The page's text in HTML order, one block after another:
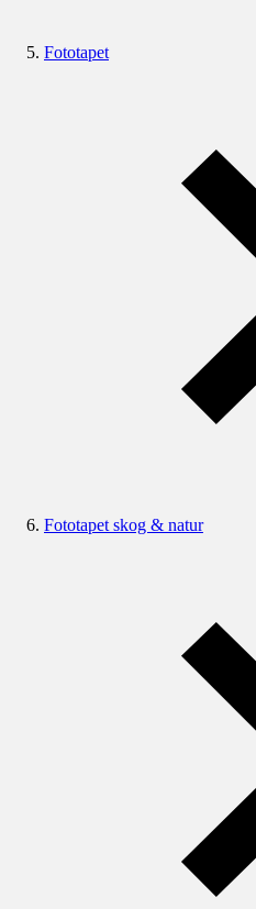
Fototapet
Fototapet skog & natur